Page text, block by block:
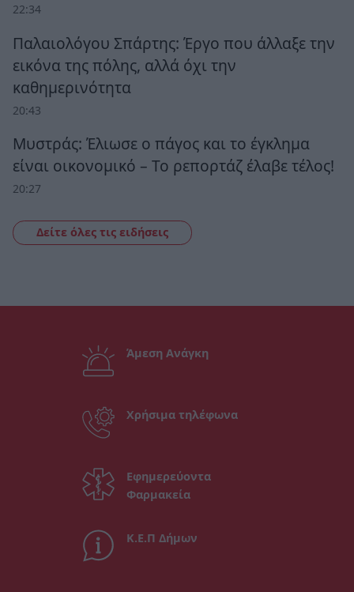
22:34
Παλαιολόγου Σπάρτης: Έργο που άλλαξε την
εικόνα της πόλης, αλλά όχι την
καθημερινότητα
20:43
Μυστράς: Έλιωσε ο πάγος και το έγκλημα
είναι οικονομικό – Το ρεπορτάζ έλαβε τέλος!
20:27
Δείτε όλες τις ειδήσεις
Άμεση Ανάγκη
Χρήσιμα τηλέφωνα
Εφημερεύοντα
Φαρμακεία
Κ.Ε.Π Δήμων